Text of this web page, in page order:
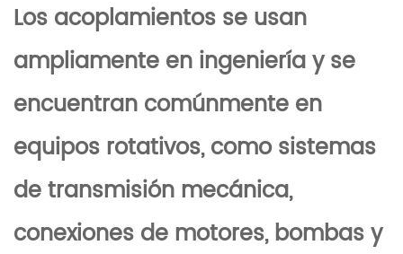
Los acoplamientos se usan
ampliamente en ingeniería y se
encuentran comúnmente en
equipos rotativos, como sistemas
de transmisión mecánica,
conexiones de motores, bombas y